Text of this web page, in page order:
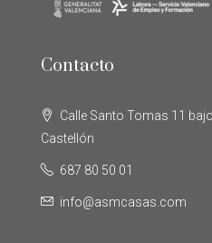
Contacto
Calle Santo Tomas 11
Castellón
687 80 50 01
info@asmcasas.com